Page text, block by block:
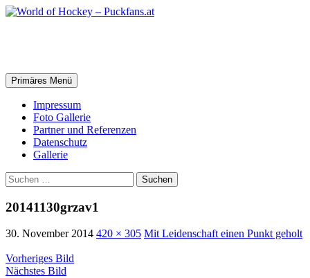
Zum
Suchen
Primäres Menü
Impressum
Foto Gallerie
Partner und Referenzen
Datenschutz
Gallerie
Suchen
nach:
20141130grzav1
30. November 2014 420 × 305 Mit Leidenschaft einen Punkt geholt
Vorheriges Bild
Nächstes Bild